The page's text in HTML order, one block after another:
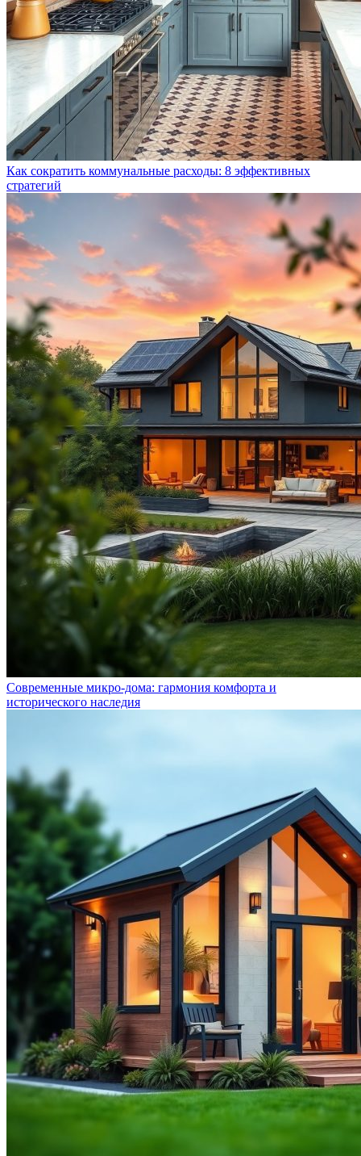
Как сократить коммунальные расходы: 8 эффективных
стратегий
Современные микро-дома: гармония комфорта и
исторического наследия